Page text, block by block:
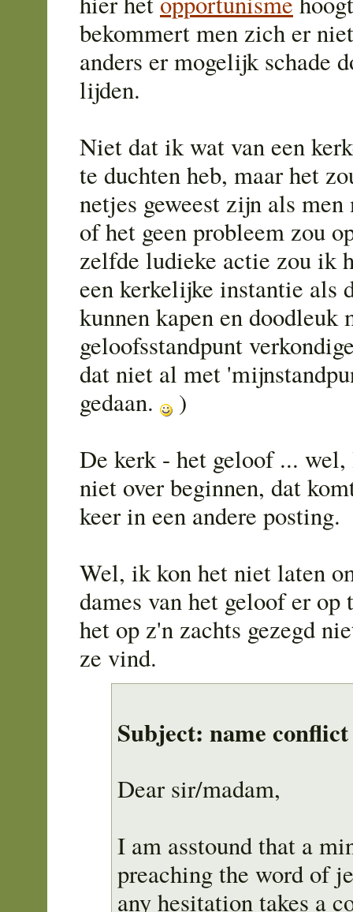
bekommert men zich er
anders er mogelijk schade
lijden.
Niet dat ik wat van een
te duchten heb, maar het
netjes geweest zijn als
of het geen probleem zou
zelfde ludieke actie zou ik
een kerkelijke instantie als
kunnen kapen en doodleuk
geloofsstandpunt
dat niet al met
gedaan.
)
De kerk - het geloof ...
niet over beginnen, dat
keer in een andere posting.
Wel, ik kon het niet laten
dames van het geloof er
het op z'n zachts gezegd
ze vind.
Subject: name conflict
Dear sir/madam,
I am asstound that a
preaching the word of
any hesitation takes a